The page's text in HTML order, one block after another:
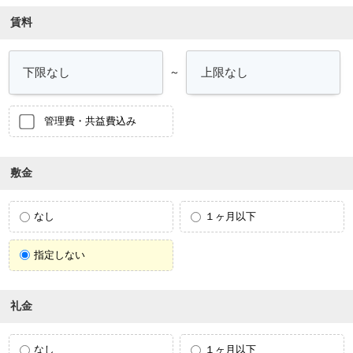
賃料
～
管理費・共益費込み
敷金
なし １ヶ月以下
指定しない
礼金
なし １ヶ月以下